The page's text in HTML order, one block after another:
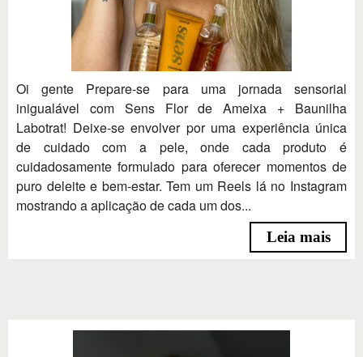
Oi gente Prepare-se para uma jornada sensorial
inigualável com Sens Flor de Ameixa + Baunilha
Labotrat! Deixe-se envolver por uma experiência única
de cuidado com a pele, onde cada produto é
cuidadosamente formulado para oferecer momentos de
puro deleite e bem-estar. Tem um Reels lá no Instagram
mostrando a aplicação de cada um dos...
Leia mais